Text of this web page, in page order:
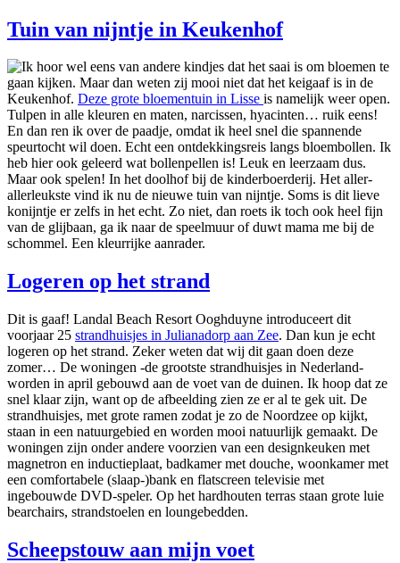
Tuin van nijntje in Keukenhof
Ik hoor wel eens van andere kindjes dat het saai is om bloemen te
gaan kijken. Maar dan weten zij mooi niet dat het keigaaf is in de
Keukenhof. Deze grote bloementuin in Lisse is namelijk weer open.
Tulpen in alle kleuren en maten, narcissen, hyacinten… ruik eens!
En dan ren ik over de paadje, omdat ik heel snel die spannende
speurtocht wil doen. Echt een ontdekkingsreis langs bloembollen. Ik
heb hier ook geleerd wat bollenpellen is! Leuk en leerzaam dus.
Maar ook spelen! In het doolhof bij de kinderboerderij. Het aller-
allerleukste vind ik nu de nieuwe tuin van nijntje. Soms is dit lieve
konijntje er zelfs in het echt. Zo niet, dan roets ik toch ook heel fijn
van de glijbaan, ga ik naar de speelmuur of duwt mama me bij de
schommel. Een kleurrijke aanrader.
Logeren op het strand
Dit is gaaf! Landal Beach Resort Ooghduyne introduceert dit
voorjaar 25 strandhuisjes in Julianadorp aan Zee. Dan kun je echt
logeren op het strand. Zeker weten dat wij dit gaan doen deze
zomer… De woningen -de grootste strandhuisjes in Nederland-
worden in april gebouwd aan de voet van de duinen. Ik hoop dat ze
snel klaar zijn, want op de afbeelding zien ze er al te gek uit. De
strandhuisjes, met grote ramen zodat je zo de Noordzee op kijkt,
staan in een natuurgebied en worden mooi natuurlijk gemaakt. De
woningen zijn onder andere voorzien van een designkeuken met
magnetron en inductieplaat, badkamer met douche, woonkamer met
een comfortabele (slaap-)bank en flatscreen televisie met
ingebouwde DVD-speler. Op het hardhouten terras staan grote luie
bearchairs, strandstoelen en loungebedden.
Scheepstouw aan mijn voet